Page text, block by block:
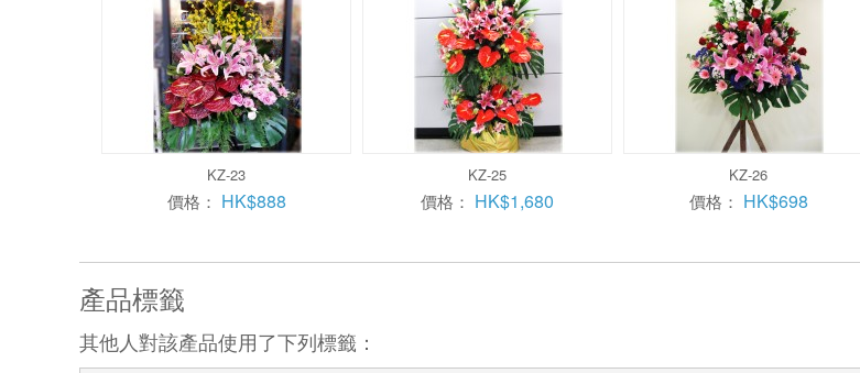
KZ-23
價格： HK$888
KZ-25
價格： HK$1,680
KZ-26
價格： HK$698
產品標籤
其他人對該產品使用了下列標籤：